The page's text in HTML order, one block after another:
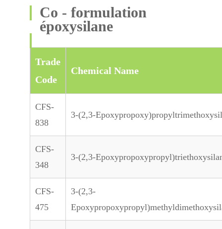
Co - formulation
époxysilane
Trade
Code
Chemical Name
CFS-
838
3-(2,3-
CFS-
348
3-(2,3-
CFS-
475
3-(2,3-